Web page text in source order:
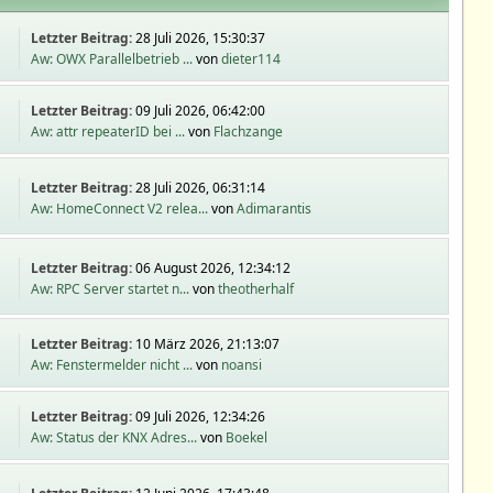
Letzter Beitrag:28 Juli 2026, 15:30:37
Aw: OWX Parallelbetrieb ...vondieter114
Letzter Beitrag:09 Juli 2026, 06:42:00
Aw: attr repeaterID bei ...von Flachzange
Letzter Beitrag:28 Juli 2026, 06:31:14
Aw: HomeConnect V2 relea...vonAdimarantis
Letzter Beitrag:06 August 2026, 12:34:12
Aw: RPC Server startet n...vontheotherhalf
Letzter Beitrag: 10 März 2026, 21:13:07
Aw: Fenstermelder nicht ...von noansi
Letzter Beitrag:09 Juli 2026, 12:34:26
Aw: Status der KNX Adres...von Boekel